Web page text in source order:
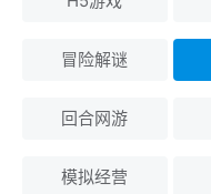
冒险解谜
回合网游
模拟经营